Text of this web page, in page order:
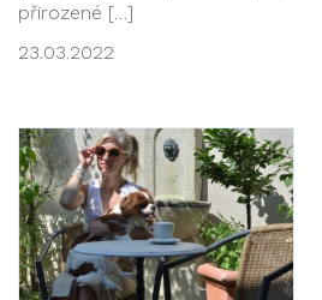
přirozené […]
23.03.2022